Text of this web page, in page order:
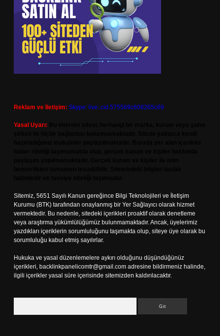
Reklam ve İletişim: Skype: live:.cid.575569c608265c69
Yasal Uyarı:
Sitemiz, 5651 Sayılı Kanun gereğince Bilgi Teknolojileri ve İletişim
Kurumu (BTK) tarafından onaylanmış bir Yer Sağlayıcı olarak hizmet
vermektedir. Bu nedenle, sitedeki içerikleri proaktif olarak denetleme
veya araştırma yükümlülüğümüz bulunmamaktadır. Ancak, üyelerimiz
yazdıkları içeriklerin sorumluluğunu taşımakta olup, siteye üye olarak bu
sorumluluğu kabul etmiş sayılırlar.
Hukuka ve yasal düzenlemelere aykırı olduğunu düşündüğünüz
içerikleri, backlinkpanelicomtr@gmail.com adresine bildirmeniz halinde,
ilgili içerikler yasal süre içerisinde sitemizden kaldırılacaktır.